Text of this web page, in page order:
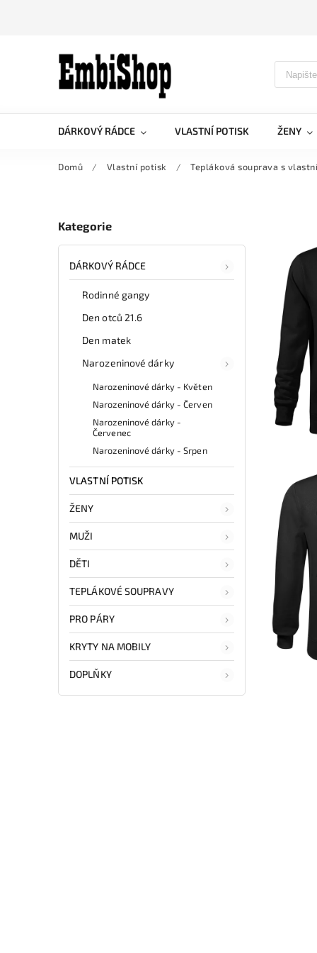
DÁRKOVÝ RÁDCE VLASTNÍ POTISK ŽENY
Domů / Vlastní potisk / Tepláková souprava s
Kategorie
DÁRKOVÝ RÁDCE
Rodinné gangy
Den otců 21.6
Den matek
Narozeninové dárky
Narozeninové dárky - Květen
Narozeninové dárky - Červen
Narozeninové dárky -
Červenec
Narozeninové dárky - Srpen
VLASTNÍ POTISK
ŽENY
MUŽI
DĚTI
TEPLÁKOVÉ SOUPRAVY
PRO PÁRY
KRYTY NA MOBILY
DOPLŇKY